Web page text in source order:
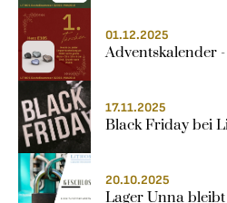
01.12.2025
Adventskalender
17.11.2025
Black Friday bei
20.10.2025
Lager Unna bleibt